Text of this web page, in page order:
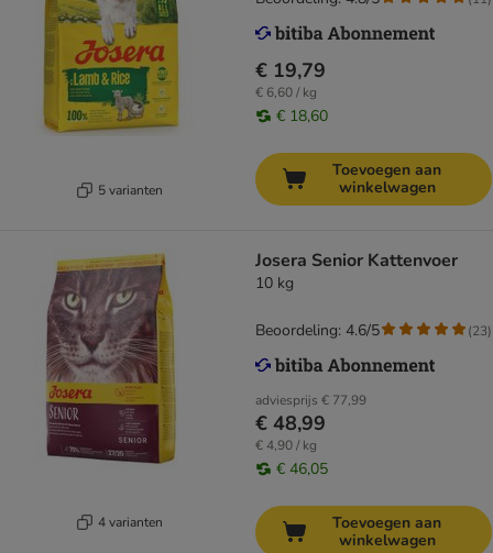
5 varianten
€ 19,79
€ 6,60 / kg
€ 18,60
Toevoegen aan
winkelwagen
4 varianten
Josera Senior Kattenvoer
10 kg
adviesprijs € 77,99
€ 48,99
€ 4,90 / kg
€ 46,05
Beoordeling: 4.6/5 (23)
Toevoegen aan
winkelwagen